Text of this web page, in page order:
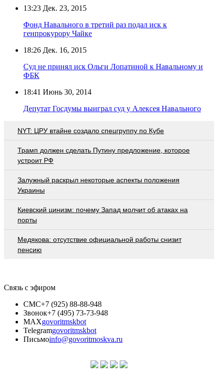
13:23 Дек. 23, 2015
Фонд Навального в третий раз подал иск к
генпрокурору Чайке
18:26 Дек. 16, 2015
Суд не принял иск Ольги Лопатиной к Навальному и
ФБК
18:41 Июнь 30, 2014
Депутат Госдумы выиграл суд у Алексея Навального
NYT: ЦРУ втайне создало спецгруппу по Кубе
Трамп должен сделать Путину предложение, которое
устроит РФ
Залужный раскрыл некоторые аспекты положения
Украины
Киевский цинизм: почему Запад молчит об атаках на
порты
Медякова: отсутствие официальной работы снизит
пенсию
Связь с эфиром
СМС+7 (925) 88-88-948
Звонок+7 (495) 73-73-948
MAXgovoritmskbot
Telegramgovoritmskbot
Письмоinfo@govoritmoskva.ru